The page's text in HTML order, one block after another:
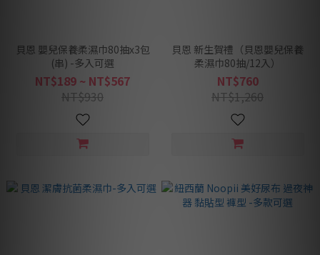
貝恩 嬰兒保養柔濕巾80抽x3包
(串) -多入可選
NT$189 ~ NT$567
NT$930
貝恩 新生賀禮（貝恩嬰兒保養
柔濕巾80抽/12入）
NT$760
NT$1,260